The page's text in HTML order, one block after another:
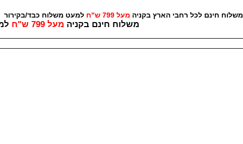
משלוח חינם לכל רחבי הארץ בקניה מעל 799 ש"ח למעט משלוח
משלוח חינם בקניה מעל 799 ש"ח